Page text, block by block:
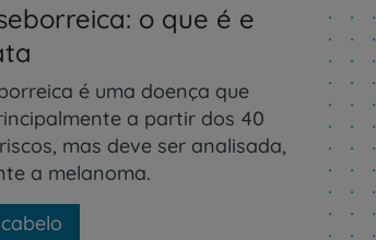
o que é e
é uma doença que
a partir dos 40
mas deve ser analisada,
a melanoma.